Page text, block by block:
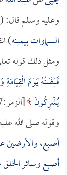
وعليه وسلم قال: (
السماوات بيمينه)
ومثل ذلك قوله
قَبْضَتُهُ يَوْمَ
يُشْرِكُونَ [الزمر:67].
وقوله صلى الله
أصبع، والأرضين
أصبع وسائر الخلق